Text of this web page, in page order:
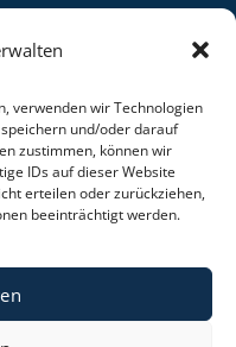
verwenden wir Technologien
und/oder darauf
zustimmen, können wir
IDs auf dieser Website
erteilen oder zurückziehen,
beeinträchtigt werden.
Consulting